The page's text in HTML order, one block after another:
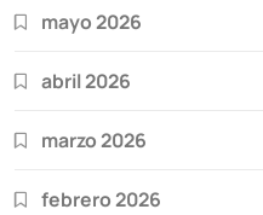
mayo 2026
abril 2026
marzo 2026
febrero 2026